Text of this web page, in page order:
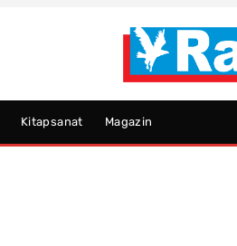
Kitapsanat Magazin